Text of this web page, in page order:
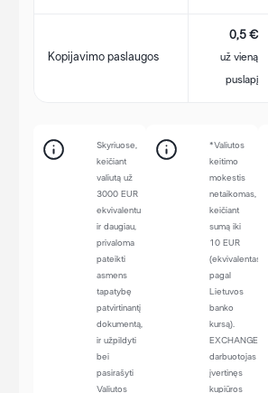
Kopijavimo paslaugos
0,5 €
už vieną
puslapį
Skyriuose,
keičiant
valiutą už
3000 EUR
ekvivalentu
ir daugiau,
privaloma
pateikti
asmens
tapatybę
patvirtinantį
dokumentą,
ir užpildyti
bei
pasirašyti
Valiutos
*Valiutos
keitimo
mokestis
netaikomas,
keičiant
sumą iki
10 EUR
(ekvivalentas
pagal
Lietuvos
banko
kursą).
ЕХСНАNGЕLТ
darbuotojas
įvertinęs
kupiūros